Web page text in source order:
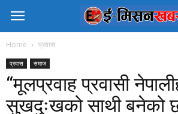
Home प्रवास
प्रवास समाज
“मूलप्रवाह प्रवासी
सुखदुःखको साथी बनेको